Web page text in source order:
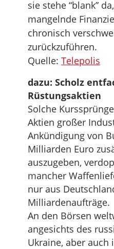
sie stehe “blank”
mangelnde
chronisch
zurückzuführen.
Quelle: Telepolis
dazu: Scholz
Rüstungsaktien
Solche
Aktien großer
Ankündigung von
Milliarden Euro
auszugeben,
mancher
nur aus
Milliardenaufträge.
An den Börsen
angesichts des
Ukraine, aber